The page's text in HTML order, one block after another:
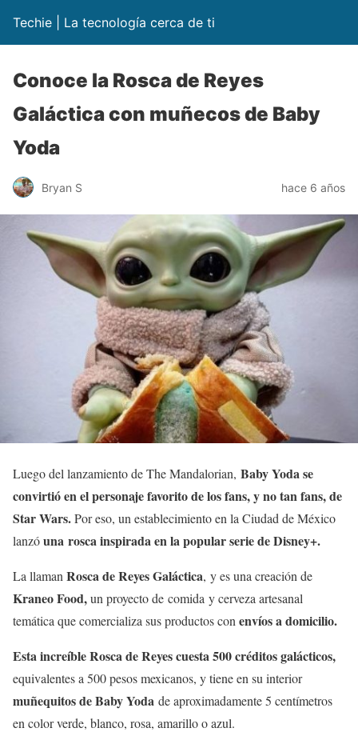
Techie | La tecnología cerca de ti
Conoce la Rosca de Reyes
Galáctica con muñecos de Baby
Yoda
Bryan S hace 6 años
Luego del lanzamiento de The Mandalorian, Baby Yoda se
convirtió en el personaje favorito de los fans, y no tan fans, de
Star Wars.Por eso, un establecimiento en la Ciudad de México
lanzóuna rosca inspirada en la popular serie de Disney+.
La llamanRosca de Reyes Galáctica, y es una creación de
Kraneo Food,un proyecto de comida y cerveza artesanal
temática que comercializa sus productos conenvíos a domicilio.
Esta increíble Rosca de Reyes cuesta 500 créditos galácticos,
equivalentes a 500 pesos mexicanos, y tiene en su interior
muñequitos de Baby Yoda de aproximadamente 5 centímetros
en color verde, blanco, rosa, amarillo o azul.